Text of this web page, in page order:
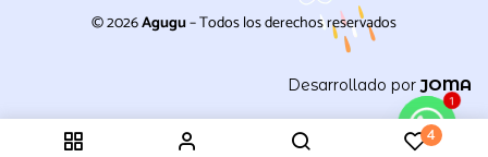
4
© 2026Agugu– Todos los derechos reservados
Desarrollado por JOMA
1